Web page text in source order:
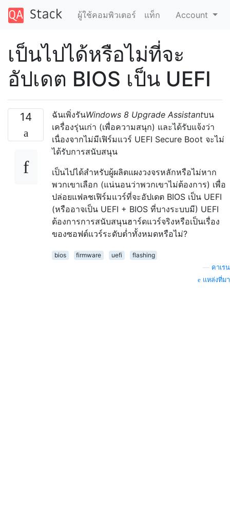
ผู้ใช้คอมพิวเตอร์ แท็ก Account
เป็นไปได้หรือไม่ที่จะ
อัปเดต BIOS เป็น UEFI
14 ฉันเพิ่งรันWindows 8 Upgrade Assistantบน
เครื่องรุ่นเก่า (เพื่อความสนุก) และได้รับแจ้งว่า
เนื่องจากไม่มีเฟิร์มแวร์ UEFI Secure Boot จะไม่
ได้รับการสนับสนุน
เป็นไปได้สำหรับผู้ผลิตแผงวงจรหลักหรือไม่หาก
พวกเขาเลือก (แน่นอนว่าพวกเขาไม่ต้องการ) เพื่อ
ปล่อยแฟลชเฟิร์มแวร์ที่จะอัปเดต BIOS เป็น UEFI
(หรืออาจเป็น UEFI + BIOS ที่บางระบบมี) UEFI
ต้องการการสนับสนุนฮาร์ดแวร์จริงหรือเป็นเรื่อง
ของซอฟต์แวร์ระดับต่ำทั้งหมดหรือไม่?
bios firmware uefi
flashing
คาเรน
แหล่งที่มา